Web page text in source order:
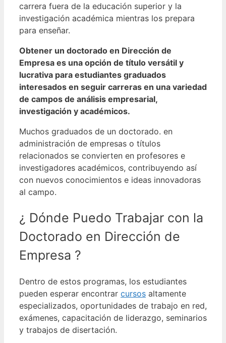
carrera fuera de la educación superior y la
investigación académica mientras los prepara
para enseñar.
Obtener un doctorado en Dirección de
Empresa es una opción de título versátil y
lucrativa para estudiantes graduados
interesados en seguir carreras en una variedad
de campos de análisis empresarial,
investigación y académicos.
Muchos graduados de un doctorado. en
administración de empresas o títulos
relacionados se convierten en profesores e
investigadores académicos, contribuyendo así
con nuevos conocimientos e ideas innovadoras
al campo.
¿ Dónde Puedo Trabajar con la
Doctorado en Dirección de
Empresa ?
Dentro de estos programas, los estudiantes
pueden esperar encontrar cursos altamente
especializados, oportunidades de trabajo en red,
exámenes, capacitación de liderazgo, seminarios
y trabajos de disertación.